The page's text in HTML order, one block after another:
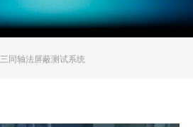
三同轴法屏蔽测试系统